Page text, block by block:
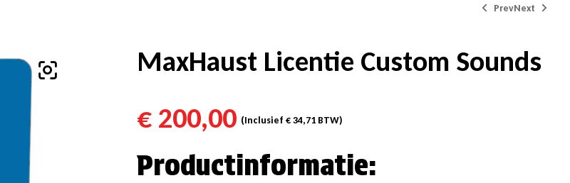
Prev
€355,00
Next
€1.495,00
MaxHaust Licentie Custom Sounds
€ 200,00 (Inclusief€34,71 BTW)
Productinformatie: